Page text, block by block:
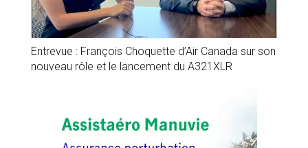
Entrevue : François Choquette d’Air Canada sur son
nouveau rôle et le lancement du A321XLR